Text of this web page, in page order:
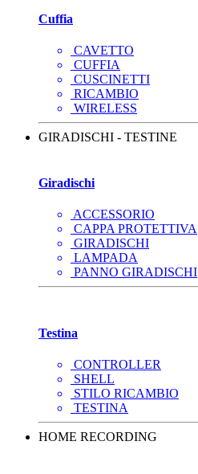
Cuffia
CAVETTO
CUFFIA
CUSCINETTI
RICAMBIO
WIRELESS
GIRADISCHI - TESTINE
Giradischi
ACCESSORIO
CAPPA PROTETTIVA
GIRADISCHI
LAMPADA
PANNO GIRADISCHI
Testina
CONTROLLER
SHELL
STILO RICAMBIO
TESTINA
HOME RECORDING